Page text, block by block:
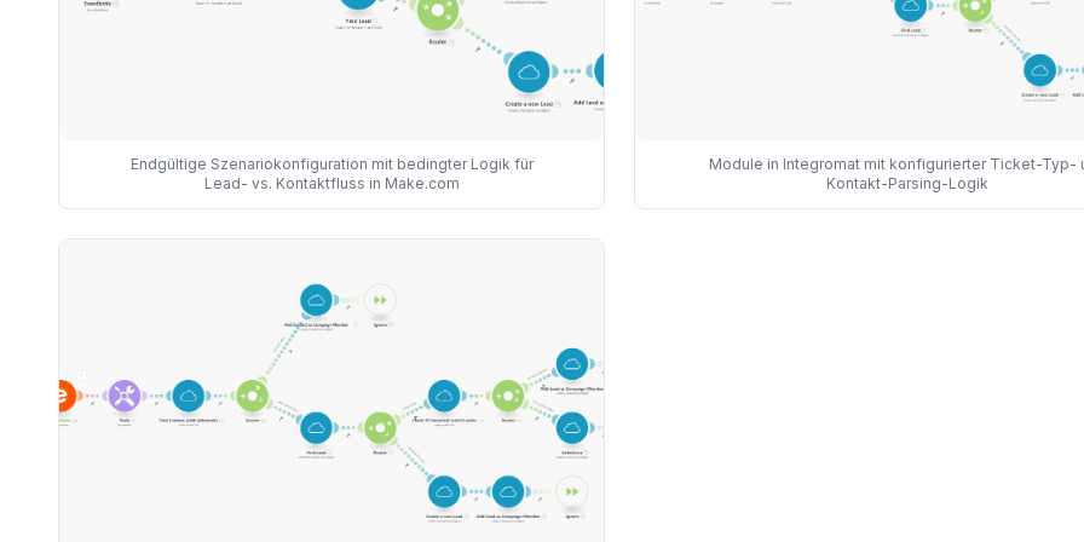
Endgültige Szenariokonfiguration mit bedingter Logik für
Lead- vs. Kontaktfluss in Make.com
Module in Integromat mit konfigurierter Ticket-Typ-
Kontakt-Parsing-Logik